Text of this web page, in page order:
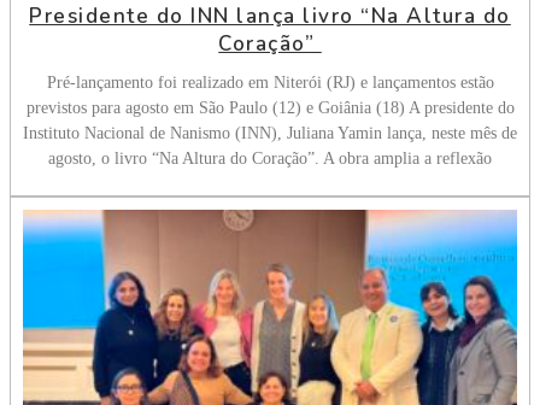
Presidente do INN lança livro “Na Altura do
Coração”
Pré-lançamento foi realizado em Niterói (RJ) e lançamentos estão
previstos para agosto em São Paulo (12) e Goiânia (18) A presidente do
Instituto Nacional de Nanismo (INN), Juliana Yamin lança, neste mês de
agosto, o livro “Na Altura do Coração”. A obra amplia a reflexão